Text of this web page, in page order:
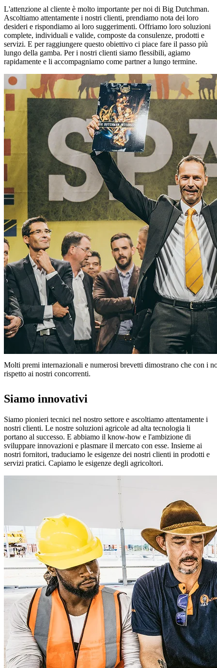
L'attenzione al cliente è molto importante per noi di Big Dutchman.
Ascoltiamo attentamente i nostri clienti, prendiamo nota dei loro
desideri e rispondiamo ai loro suggerimenti. Offriamo loro soluzioni
complete, individuali e valide, composte da consulenze, prodotti e
servizi. E per raggiungere questo obiettivo ci piace fare il passo più
lungo della gamba. Per i nostri clienti siamo flessibili, agiamo
rapidamente e li accompagniamo come partner a lungo termine.
Molti premi internazionali e numerosi brevetti dimostrano che con i
rispetto ai nostri concorrenti.
Siamo innovativi
Siamo pionieri tecnici nel nostro settore e ascoltiamo attentamente i
nostri clienti. Le nostre soluzioni agricole ad alta tecnologia li
portano al successo. E abbiamo il know-how e l'ambizione di
sviluppare innovazioni e plasmare il mercato con esse. Insieme ai
nostri fornitori, traduciamo le esigenze dei nostri clienti in prodotti e
servizi pratici. Capiamo le esigenze degli agricoltori.